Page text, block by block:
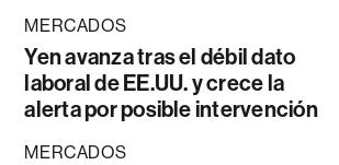
MERCADOS
Yen avanza tras el débil dato
laboral de EE.UU. y crece la
alerta por posible intervención
MERCADOS